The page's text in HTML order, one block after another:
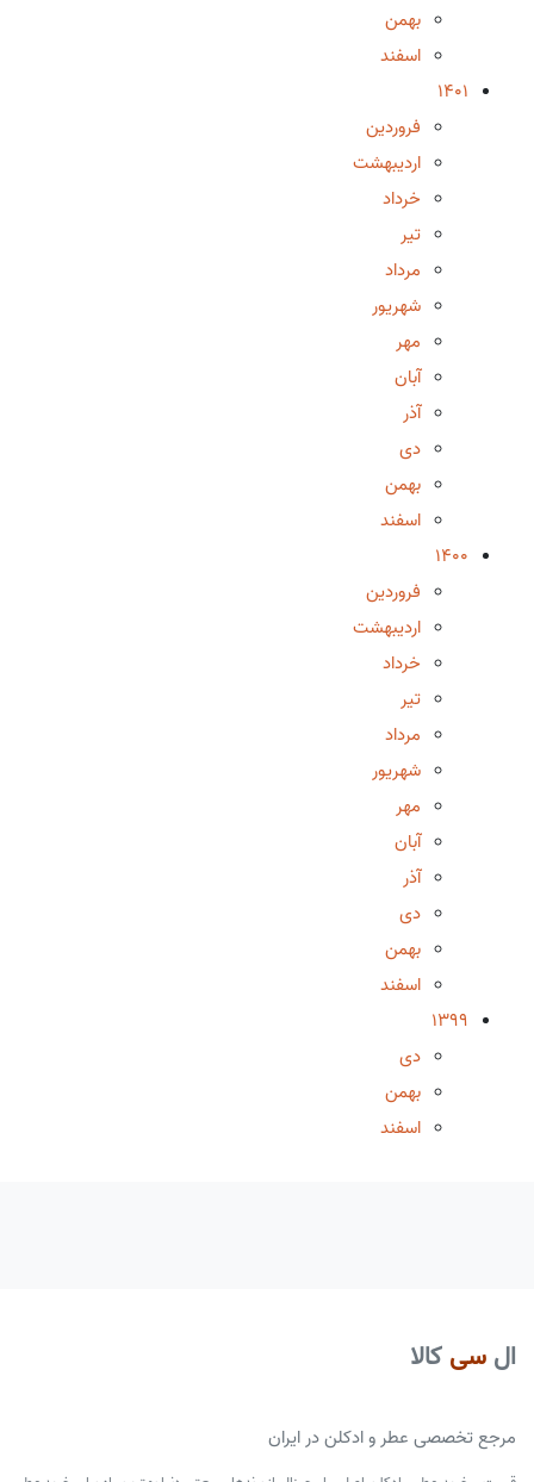
بهمن
اسفند
1401
فروردین
اردیبهشت
خرداد
تیر
مرداد
شهریور
مهر
آبان
آذر
دی
بهمن
اسفند
1400
فروردین
اردیبهشت
خرداد
تیر
مرداد
شهریور
مهر
آبان
آذر
دی
بهمن
اسفند
1399
دی
بهمن
اسفند
ال سی کالا
مرجع تخصصی عطر و ادکلن در ایران